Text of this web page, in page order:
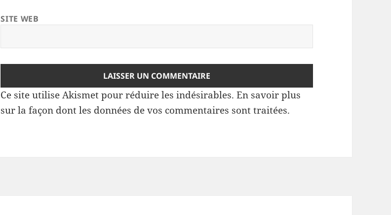
SITE WEB
Ce site utilise Akismet pour réduire les indésirables.En savoir plus
sur la façon dont les données de vos commentaires sont traitées.